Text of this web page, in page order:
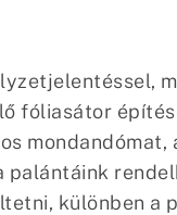
fóliasátor
palántáink
különben